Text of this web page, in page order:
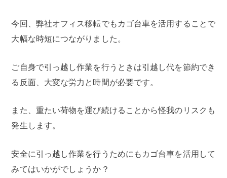
今回、弊社オフィス移転でもカゴ台車を活用することで
大幅な時短につながりました。
ご自身で引っ越し作業を行うときは引越し代を節約でき
る反面、大変な労力と時間が必要です。
また、重たい荷物を運び続けることから怪我のリスクも
発生します。
安全に引っ越し作業を行うためにもカゴ台車を活用して
みてはいかがでしょうか？